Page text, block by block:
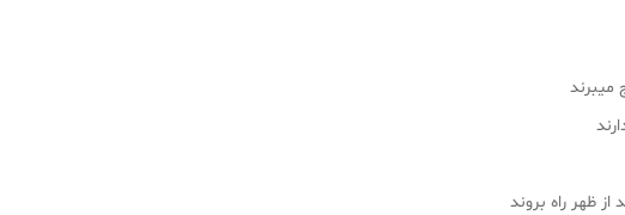
میبرند
ظهر راه بروند